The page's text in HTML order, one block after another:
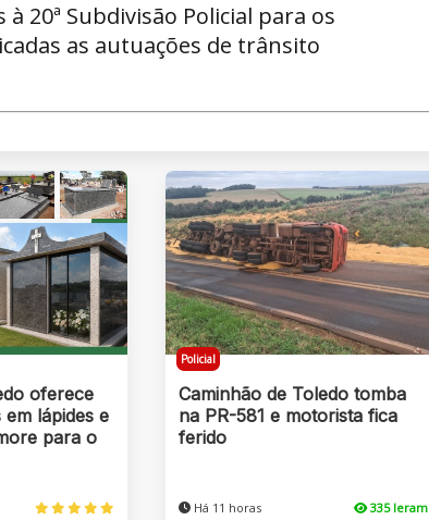
20ª Subdivisão Policial para os
as autuações de trânsito
oferece
lápides e
para o
Policial
Caminhão de Toledo tomba
na PR-581 e motorista fica
ferido
Há 11 horas 335 leram